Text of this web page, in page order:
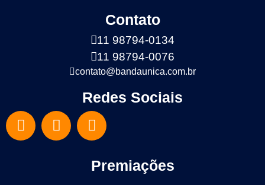
Contato
11 98794-0134
11 98794-0076
contato@bandaunica.com.br
Redes Sociais
Premiações